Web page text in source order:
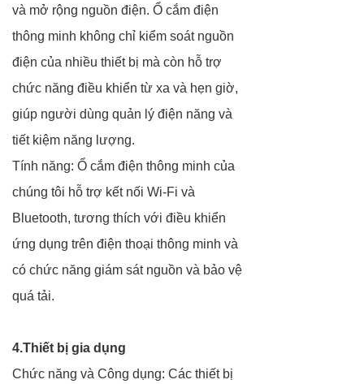
và mở rộng nguồn điện. Ổ cắm điện
thông minh không chỉ kiểm soát nguồn
điện của nhiều thiết bị mà còn hỗ trợ
chức năng điều khiển từ xa và hẹn giờ,
giúp người dùng quản lý điện năng và
tiết kiệm năng lượng.
Tính năng: Ổ cắm điện thông minh của
chúng tôi hỗ trợ kết nối Wi-Fi và
Bluetooth, tương thích với điều khiển
ứng dụng trên điện thoại thông minh và
có chức năng giám sát nguồn và bảo vệ
quá tải.
4.Thiết bị gia dụng
Chức năng và Công dụng: Các thiết bị